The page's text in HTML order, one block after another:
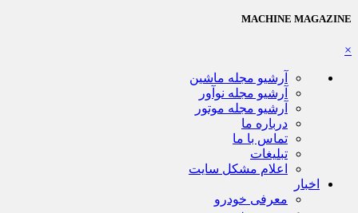
MACHINE MAGAZINE
×
آرشیو مجله ماشین
آرشیو مجله نوآور
آرشیو مجله موتور
درباره ما
تماس با ما
تبلیغات
اعلام مشکل سایت
اخبار
معرفی خودرو